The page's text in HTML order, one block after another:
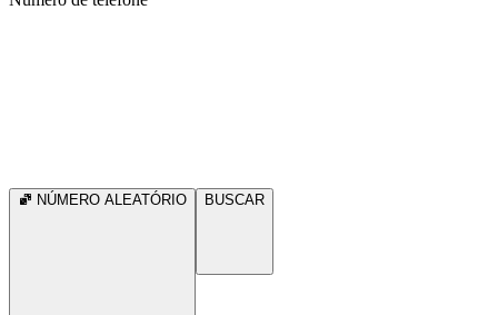
NÚMERO ALEATÓRIO BUSCAR